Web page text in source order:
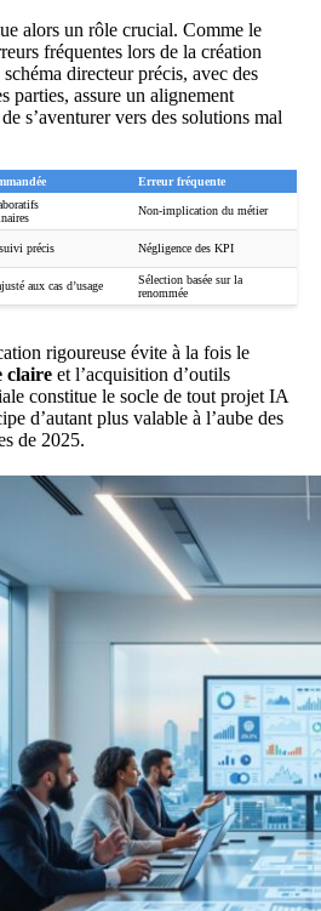
alors un rôle crucial. Comme le
fréquentes lors de la création
directeur précis, avec des
parties, assure un alignement
s’aventurer vers des solutions mal
Erreur fréquente
Non-implication du métier
précis Négligence des KPI
aux cas d’usage
Sélection basée sur la
renommée
rigoureuse évite à la fois le
claire et l’acquisition d’outils
constitue le socle de tout projet IA
d’autant plus valable à l’aube des
de 2025.